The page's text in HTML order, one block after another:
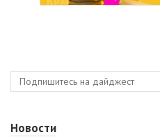
Новости